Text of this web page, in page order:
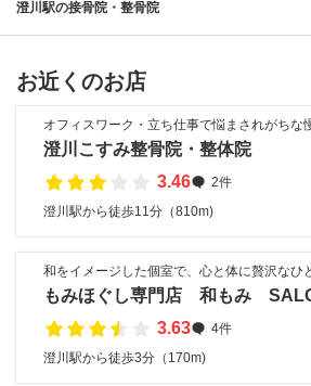
澄川駅の接骨院・整骨院
お近くのお店
オフィスワーク・立ち仕事で悩まされがちな
澄川こすみ整骨院・整体院
3.46
2件
澄川駅から徒歩11分（810m)
和をイメージした個室で、心と体に贅沢なひ
もみほぐし専門店 和もみ
3.63
4件
澄川駅から徒歩3分（170m)